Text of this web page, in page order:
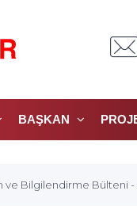
BAŞKAN
ve Bilgilendirme Bülteni -